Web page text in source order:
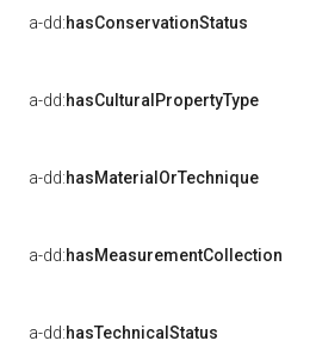
a-dd:hasConservationStatus
a-dd:hasCulturalPropertyType
a-dd:hasMaterialOrTechnique
a-dd:hasMeasurementCollection
a-dd:hasTechnicalStatus